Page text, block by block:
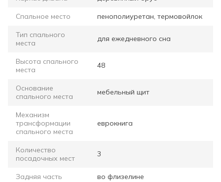
Спальное место пенополиуретан, термовойлок
Тип спального
места
для ежедневного сна
Высота спального
места
48
Основание
спального места
мебельный щит
Механизм
трансформации
спального места
еврокнига
Количество
посадочных мест
3
Задняя часть во флизелине